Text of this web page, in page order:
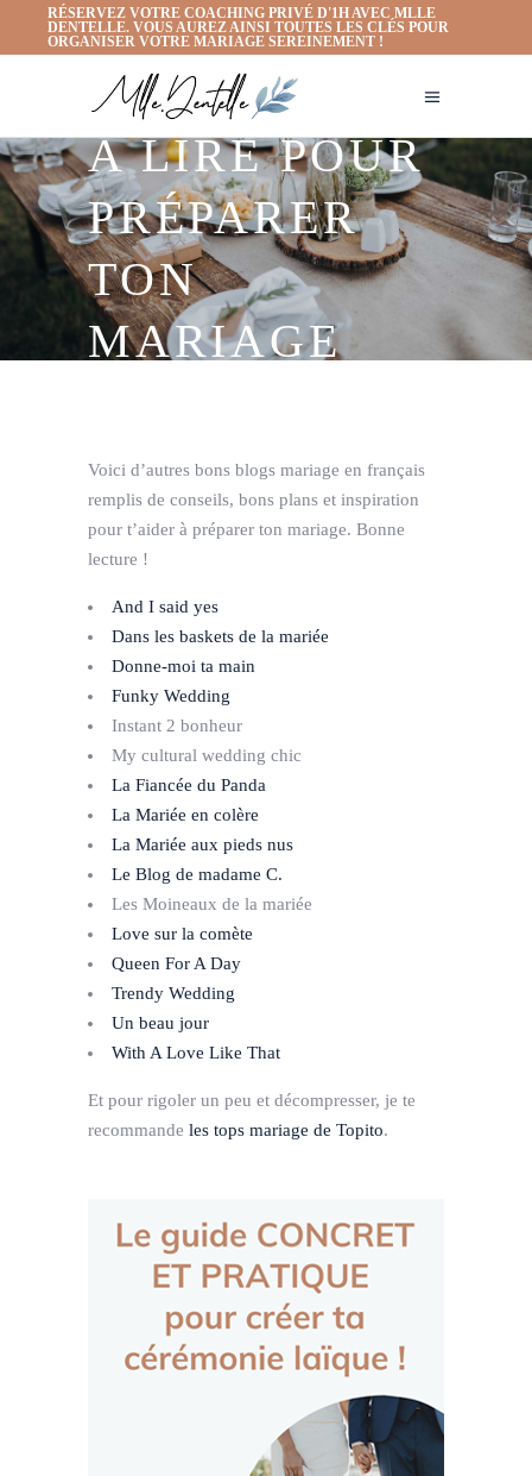
RÉSERVEZ VOTRE COACHING PRIVÉ D'1H AVEC MLLE
DENTELLE. VOUS AUREZ AINSI TOUTES LES CLÉS POUR
ORGANISER VOTRE MARIAGE SEREINEMENT !
A LIRE POUR
PRÉPARER
TON
MARIAGE
Voici d’autres bons blogs mariage en français
remplis de conseils, bons plans et inspiration
pour t’aider à préparer ton mariage. Bonne
lecture !
And I said yes
Dans les baskets de la mariée
Donne-moi ta main
Funky Wedding
Instant 2 bonheur
My cultural wedding chic
La Fiancée du Panda
La Mariée en colère
La Mariée aux pieds nus
Le Blog de madame C.
Les Moineaux de la mariée
Love sur la comète
Queen For A Day
Trendy Wedding
Un beau jour
With A Love Like That
Et pour rigoler un peu et décompresser, je te
recommande les tops mariage de Topito.